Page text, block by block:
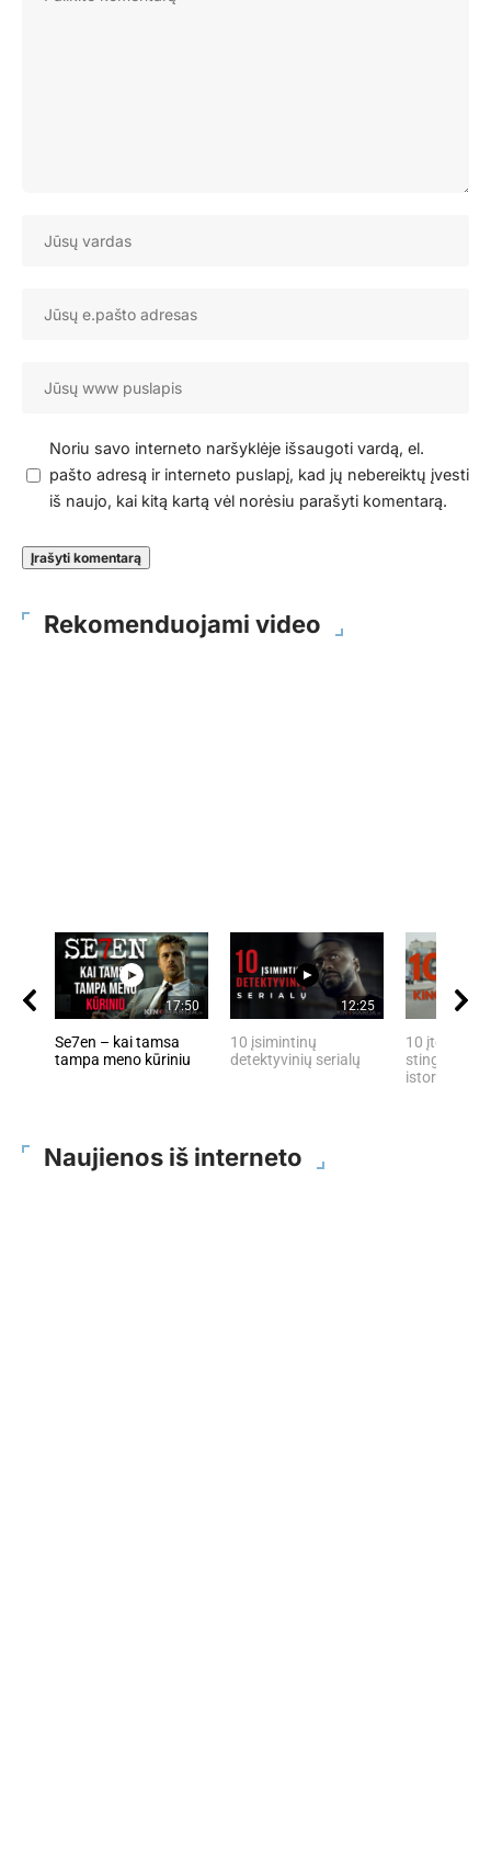
Noriu savo interneto naršyklėje išsaugoti vardą, el.
pašto adresą ir interneto puslapį, kad jų nebereiktų įvesti
iš naujo, kai kitą kartą vėl norėsiu parašyti komentarą.
Rekomenduojami video
17:50
Se7en – kai tamsa
tampa meno kūriniu
12:25
10 įsimintinų
detektyvinių serialų
10 įtemptų,
stingdančių
istorijų
Naujienos iš interneto